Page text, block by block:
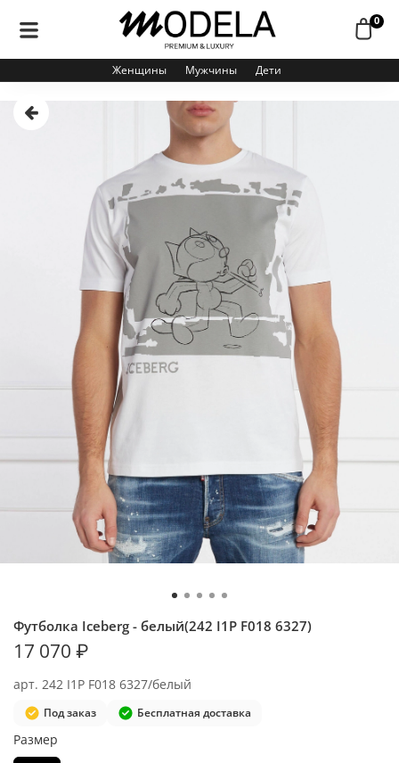
0
Женщины Мужчины Дети
арт. 242 I1P F018 6327/белый
Футболка Iceberg - белый(242 I1P F018 6327)
Под заказ Бесплатная доставка
17 070 ₽
Размер